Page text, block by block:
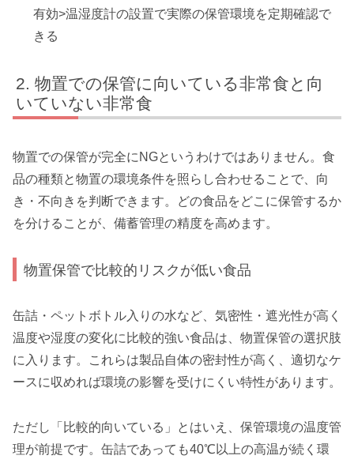
有効>温湿度計の設置で実際の保管環境を定期確認で
きる
物置での保管に向いている非常食と向
いていない非常食
物置での保管が完全にNGというわけではありません。食
品の種類と物置の環境条件を照らし合わせることで、向
き・不向きを判断できます。どの食品をどこに保管するか
を分けることが、備蓄管理の精度を高めます。
物置保管で比較的リスクが低い食品
缶詰・ペットボトル入りの水など、気密性・遮光性が高く
温度や湿度の変化に比較的強い食品は、物置保管の選択肢
に入ります。これらは製品自体の密封性が高く、適切なケ
ースに収めれば環境の影響を受けにくい特性があります。
ただし「比較的向いている」とはいえ、保管環境の温度管
理が前提です。缶詰であっても40℃以上の高温が続く環